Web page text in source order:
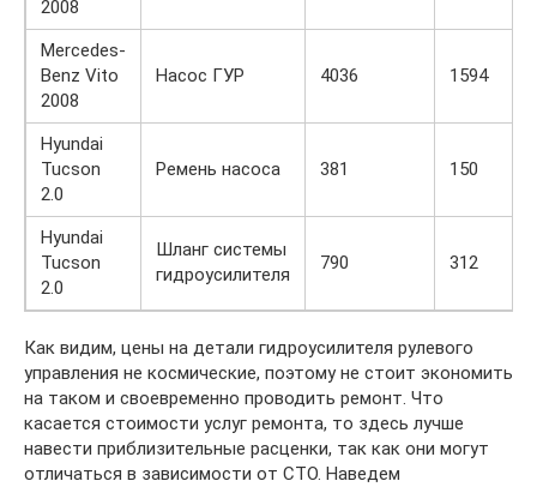
2008
Mercedes-
Benz Vito
2008
Насос ГУР 4036 1594
Hyundai
Tucson
2.0
Ремень насоса 381 150
Hyundai
Tucson
2.0
Шланг системы
гидроусилителя
790 312
Как видим, цены на детали гидроусилителя рулевого
управления не космические, поэтому не стоит экономить
на таком и своевременно проводить ремонт. Что
касается стоимости услуг ремонта, то здесь лучше
навести приблизительные расценки, так как они могут
отличаться в зависимости от СТО. Наведем